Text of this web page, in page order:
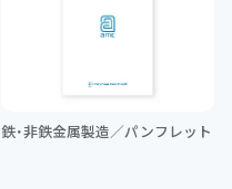
鉄・非鉄金属製造／パンフレット